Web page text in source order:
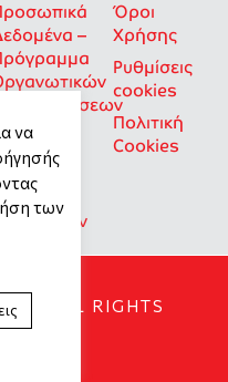
–
Επιχορηγήσεων
Οκοιπ
δρουν
για την
Ισότητα
Φύλων
Όροι
Χρήσης
Ρυθμίσεις
cookies
Πολιτική
Cookies
ALL RIGHTS
να
των